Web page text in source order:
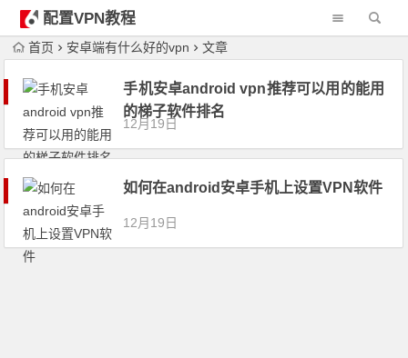
配置VPN教程
首页 安卓端有什么好的vpn 文章
手机安卓android vpn推荐可以用的能用
的梯子软件排名
12月19日
如何在android安卓手机上设置VPN软件
12月19日